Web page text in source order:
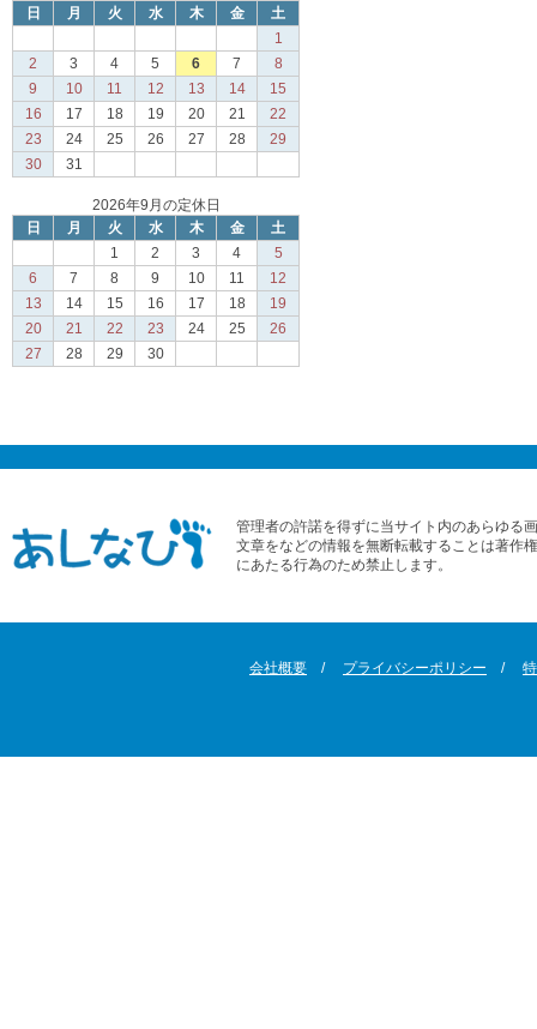
日
月 火 水 木 金
土
1
2
3 4 5 6 7
8
9
10 11 12 13 14
15
16
17 18 19 20 21
22
23
24 25 26 27 28
29
30
31
2026年9月の定休日
日
月 火 水 木 金
土
1
2 3 4
5
6
7 8 9 10 11
12
13
14 15 16 17 18
19
20
21 22 23 24 25
26
27
28 29 30
管理者の許諾を得ずに当サイト内のあらゆる
文章をなどの情報を無断転載することは著作
にあたる行為のため禁止します。
会社概要 プライバシーポリシー